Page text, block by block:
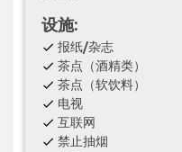
设施:
check 报纸/杂志
check 茶点（酒精类）
check 茶点（软饮料）
check 电视
check 互联网
check 禁止抽烟